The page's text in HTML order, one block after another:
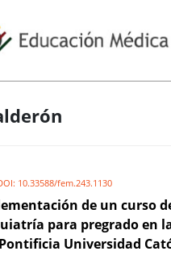
10.33588/fem.243.1130
de un curso
para pregrado en
Universidad